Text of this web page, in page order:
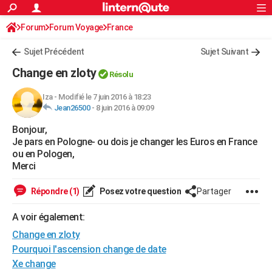
ACTUALITÉS
Politique
Société
Faits Divers
Education
Monde
Villes
+
FINANCE
Retraite
Impôts
Epargne
Immobilier
Risques naturels par ville
Banque
Assurance
Crédit
AUTO
Essais
Réserver un essai
Citadines
Berlines
SUV
Forum auto
+HIGH-TECH
Mobiles
Meilleur smartphone
Internet
Ordinateurs
Jeux vidéo
Guide high-tech
+BRICOLAGE
Forum
Aménagement intérieur
Extérieur
Cuisine
Salle de bains
Jardinage
Rangement
WEEK-END
LIFESTYLE
Art de vivre
Bien-être
Loisirs
Mode
Modes de vie
SANTE
Alimentation
Guide de la santé
Maladies
Médicaments
Sommeil
VOYAGE
S'inscrire
Connexion
Forum Forum Voyage France
Sujet Précédent Sujet Suivant
Change en zloty Résolu
Iza- Modifié le 7 juin 2016 à 18:23
Jean26500- 8 juin 2016 à 09:09
Bonjour,
Je pars en Pologne- ou dois je changer les Euros en France
ou en Pologen,
Merci
Répondre (1) Posez votre question Partager
A voir également:
Change en zloty
Pourquoi l'ascension change de date
Xe change